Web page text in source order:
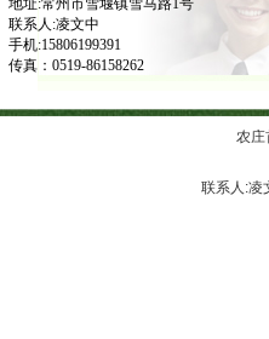
地址:常州市雪堰镇雪马路1号
联系人:凌文中
手机:15806199391
传真：0519-86158262
农庄
联系人: